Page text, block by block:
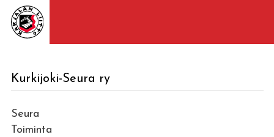
Kurkijoki-Seura ry
Seura
Toiminta